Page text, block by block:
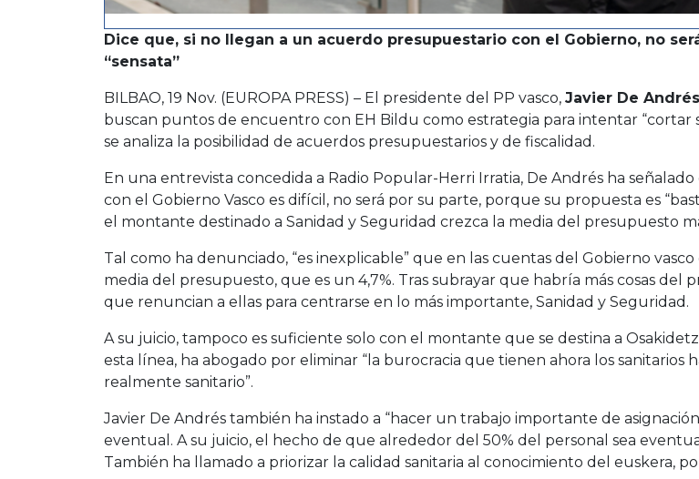
Dice que, si no llegan a un acuerdo presupuestario con el Gobierno, no
“sensata”
BILBAO, 19 Nov. (EUROPA PRESS) – El presidente del PP vasco, Javier De Andrés
buscan puntos de encuentro con EH Bildu como estrategia para intentar
se analiza la posibilidad de acuerdos presupuestarios y de fiscalidad.
En una entrevista concedida a Radio Popular-Herri Irratia, De Andrés ha
con el Gobierno Vasco es difícil, no será por su parte, porque su propuesta es
el montante destinado a Sanidad y Seguridad crezca la media del presupuesto
Tal como ha denunciado, “es inexplicable” que en las cuentas del Gobierno
media del presupuesto, que es un 4,7%. Tras subrayar que habría más cosas
que renuncian a ellas para centrarse en lo más importante, Sanidad y Seguridad.
A su juicio, tampoco es suficiente solo con el montante que se destina a
esta línea, ha abogado por eliminar “la burocracia que tienen ahora los sanitarios
realmente sanitario”.
Javier De Andrés también ha instado a “hacer un trabajo importante de
eventual. A su juicio, el hecho de que alrededor del 50% del personal sea
También ha llamado a priorizar la calidad sanitaria al conocimiento del euskera,